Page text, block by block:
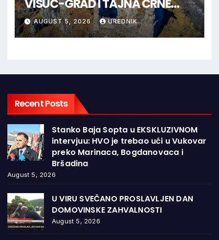
VISUĆ-GRAD I TAJNA CRNE
KRALJICE
AUGUST 5, 2026 UREDNIK
Recent Posts
Stanko Baja Sopta u EKSKLUZIVNOM
intervjuu: HVO je trebao ući u Vukovar
preko Marinaca, Bogdanovaca i
Bršadina
August 5, 2026
U VIRU SVEČANO PROSLAVLJEN DAN
DOMOVINSKE ZAHVALNOSTI
August 5, 2026